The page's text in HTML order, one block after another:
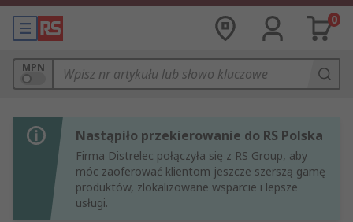
0
MPN
Nastąpiło przekierowanie do RS Polska
Firma Distrelec połączyła się z RS Group, aby
móc zaoferować klientom jeszcze szerszą gamę
produktów, zlokalizowane wsparcie i lepsze
usługi.